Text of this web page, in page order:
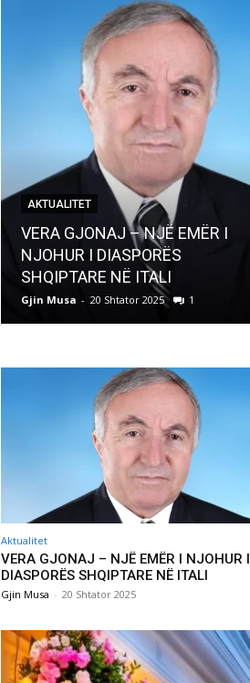
AKTUALITET
VERA GJONAJ – NJË EMËR I
NJOHUR I DIASPORËS
SHQIPTARE NË ITALI
Gjin Musa - 20 Shtator 2025 1
Aktualitet
VERA GJONAJ – NJË EMËR I NJOHUR I
DIASPORËS SHQIPTARE NË ITALI
Gjin Musa - 20 Shtator 2025